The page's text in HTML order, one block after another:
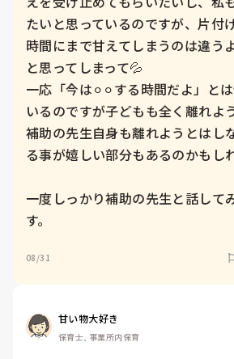
たいと思っているのですが、片付
時間にまで甘えてしまうのは違う
と思ってしまって💦
一応「今は⚪︎⚪︎する時間だよ」と
いるのですが子どもも全く離れよ
補助の先生自身も離れようとはし
る事が嬉しい部分もあるのかもし
一度しっかり補助の先生と話して
す。
08/31
甘い物大好き
保育士, 事業所内保育